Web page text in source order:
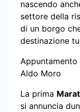
nascendo
settore della
di un borgo
destinazione
Aldo Moro
La prima
si annuncia